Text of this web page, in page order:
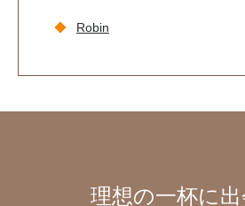
Robin
理想の一杯に出